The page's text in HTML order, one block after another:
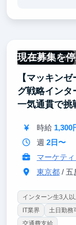
現在募集を
一部リモート可
【マッキン
グ戦略インタ
一気通貫で挑
時給 1,300
週 2日〜
マーケテ
東京都/ 五
インターン生3人
IT業界
土日勤務
交通費支給